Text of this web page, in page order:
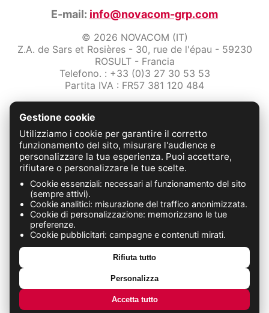
E-mail: info@novacom-grp.com
© 2026 NOVACOM (IT)
Z.A. de Sars et Rosières - 30, rue de l'épau - 59230
ROSULT - Francia
Telefono. : +33 (0)3 27 30 53 53
Partita IVA : FR57 381 120 484
Protezione dei dati
Condizioni Generali di Vendita
Contattaci
FABRICATION FRANÇAISE
Gestione cookie
Utilizziamo i cookie per garantire il corretto
funzionamento del sito, misurare l'audience e
personalizzare la tua esperienza. Puoi accettare,
rifiutare o personalizzare le tue scelte.
Cookie essenziali: necessari al funzionamento del sito
(sempre attivi).
Cookie analitici: misurazione del traffico anonimizzata.
Cookie di personalizzazione: memorizzano le tue
preferenze.
Cookie pubblicitari: campagne e contenuti mirati.
Rifiuta tutto
Personalizza
Accetta tutto